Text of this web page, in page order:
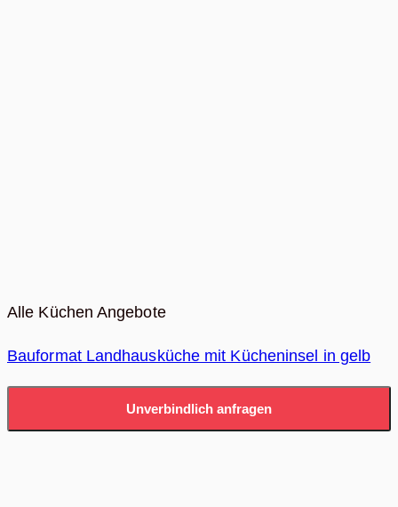
Alle Küchen Angebote
Bauformat Landhausküche mit Kücheninsel in gelb
Unverbindlich anfragen